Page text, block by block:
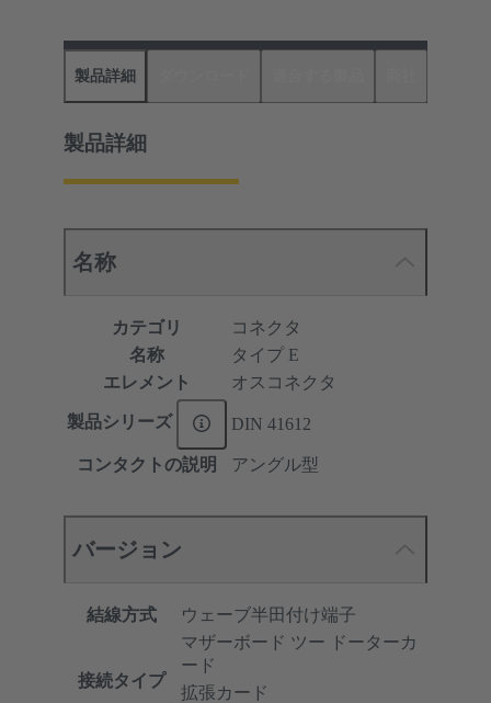
製品詳細
製品詳細
名称
カテゴリ
コネクタ
名称
タイプ E
エレメント
オスコネクタ
製品シリーズ DIN 41612
コンタクトの説明 アングル型
バージョン
結線方式 ウェーブ半田付け端子
接続タイプ
マザーボード ツー ドーターカ
ード
拡張カード